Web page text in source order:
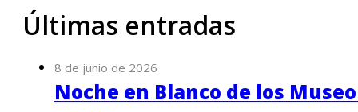
Últimas entradas
8 de junio de 2026
Noche en Blanco de los